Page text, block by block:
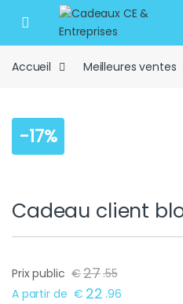
Skip to navigation
Skip to content
Open
Accueil Meilleures ventes
-17%
Cadeau client
Prix public €27.55
A partir de € 22 .96